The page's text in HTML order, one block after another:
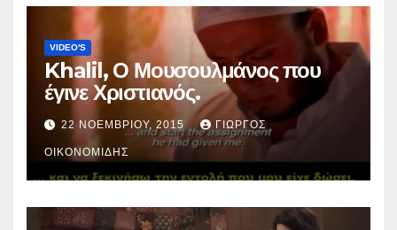
VIDEO'S
Khalil, Ο Μουσουλμάνος που
έγινε Χριστιανός.
22 ΝΟΕΜΒΡΊΟΥ, 2015 ΓΙΏΡΓΟΣ
ΟΙΚΟΝΟΜΊΔΗΣ